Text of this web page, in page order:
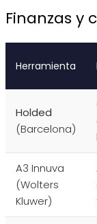
Finanzas y
Herramienta
Holded
(Barcelona)
A3 Innuva
(Wolters
Kluwer)